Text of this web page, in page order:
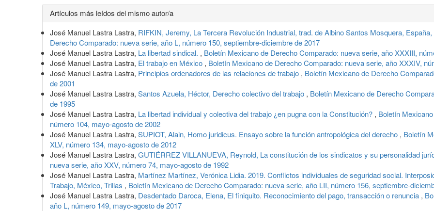
Detalles
del
artículo
Artículos más leídos del mismo autor/a
José Manuel Lastra Lastra, RIFKIN, Jeremy, La Tercera Revolución Industrial, trad. de Albino Santos Mosquera,
Derecho Comparado: nueva serie, año L, número 150, septiembre-diciembre de 2017
José Manuel Lastra Lastra, La libertad sindical. , Boletín Mexicano de Derecho Comparado: nueva serie, año XXXIII,
José Manuel Lastra Lastra, El trabajo en México , Boletín Mexicano de Derecho Comparado: nueva serie, año XXXIV,
José Manuel Lastra Lastra, Principios ordenadores de las relaciones de trabajo , Boletín Mexicano de Derecho
de 2001
José Manuel Lastra Lastra, Santos Azuela, Héctor, Derecho colectivo del trabajo , Boletín Mexicano de Derecho
de 1995
José Manuel Lastra Lastra, La libertad individual y colectiva del trabajo ¿en pugna con la Constitución? , Boletín
número 104, mayo-agosto de 2002
José Manuel Lastra Lastra, SUPIOT, Alain, Homo juridicus. Ensayo sobre la función antropológica del derecho , Boletín
XLV, número 134, mayo-agosto de 2012
José Manuel Lastra Lastra, GUTIÉRREZ VILLANUEVA, Reynold, La constitución de los sindicatos y su personalidad
nueva serie, año XXV, número 74, mayo-agosto de 1992
José Manuel Lastra Lastra, Martínez Martínez, Verónica Lidia. 2019. Conflictos individuales de seguridad social.
Trabajo, México, Trillas , Boletín Mexicano de Derecho Comparado: nueva serie, año LII, número 156, septiembre-
José Manuel Lastra Lastra, Desdentado Daroca, Elena, El finiquito. Reconocimiento del pago, transacción o renuncia ,
año L, número 149, mayo-agosto de 2017